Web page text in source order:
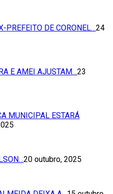
PREFEITO DE CORONEL…24
E AMEI AJUSTAM…23
MUNICIPAL ESTARÁ
20 outubro, 2025